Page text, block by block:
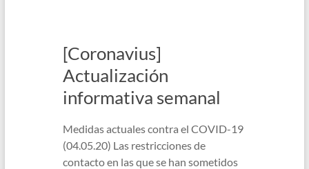
[Coronavius]
Actualización
informativa semanal
Medidas actuales contra el COVID-19
(04.05.20) Las restricciones de
contacto en las que se han sometidos